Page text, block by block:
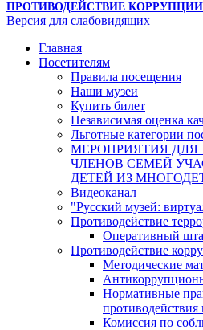
ПРОТИВОДЕЙСТВИЕ КОРРУПЦИИ
Версия для слабовидящих
Главная
Посетителям
Правила посещения
Наши музеи
Купить билет
Независимая оценка
Льготные категории
МЕРОПРИЯТИЯ ДЛЯ
ЧЛЕНОВ СЕМЕЙ
ДЕТЕЙ ИЗ
Видеоканал
"Русский музей:
Противодействие
Оперативный
Противодействие
Методические
Нормативные
противодействия
Комиссия по